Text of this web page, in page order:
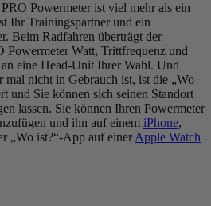
Powermeter ist viel mehr als ein
Ihr Trainingspartner und ein
Beim Radfahren überträgt der
Watt, Trittfrequenz und
eine Head-Unit Ihrer Wahl. Und
mal nicht in Gebrauch ist, ist die „Wo
und Sie können sich seinen Standort
lassen. Sie können Ihren Powermeter
und ihn auf einem iPhone,
„Wo ist?“-App auf einer Apple Watch